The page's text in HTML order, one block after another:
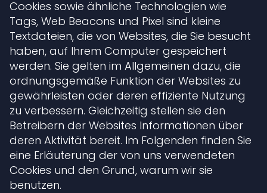
Cookies sowie ähnliche Technologien wie
Tags, Web Beacons und Pixel sind kleine
Textdateien, die von Websites, die Sie besucht
haben, auf Ihrem Computer gespeichert
werden. Sie gelten im Allgemeinen dazu, die
ordnungsgemäße Funktion der Websites zu
gewährleisten oder deren effiziente Nutzung
zu verbessern. Gleichzeitig stellen sie den
Betreibern der Websites Informationen über
deren Aktivität bereit. Im Folgenden finden Sie
eine Erläuterung der von uns verwendeten
Cookies und den Grund, warum wir sie
benutzen.